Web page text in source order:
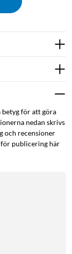
Tapo
från din
till din mobil
bilder och
eller TP-
I appen hanteras
som kan
över det du
människor
(kräver
betyg för att göra
nedan skrivs
och recensioner
för publicering här